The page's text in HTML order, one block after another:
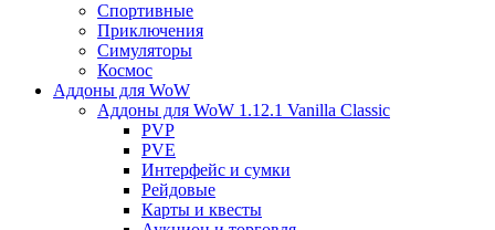
Спортивные
Приключения
Симуляторы
Космос
Аддоны для WoW
Аддоны для WoW 1.12.1 Vanilla Classic
PVP
PVE
Интерфейс и сумки
Рейдовые
Карты и квесты